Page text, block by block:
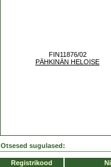
FIN11876/02
PÄHKINÄN HELOISE
Otsesed sugulased:
Registrikood